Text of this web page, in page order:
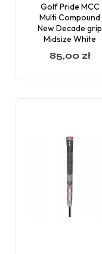
Golf Pride MCC
Multi Compound
New Decade grip
Midsize White
85,00 zł